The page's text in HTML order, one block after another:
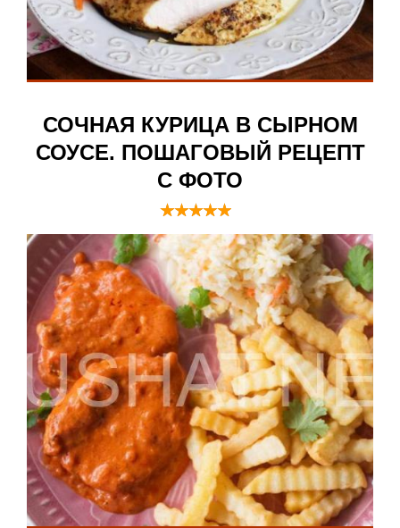
СОЧНАЯ КУРИЦА В СЫРНОМ
СОУСЕ. ПОШАГОВЫЙ РЕЦЕПТ
С ФОТО